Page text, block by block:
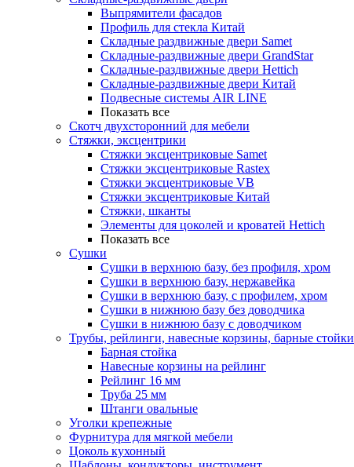
Выпрямители фасадов
Профиль для стекла Китай
Складные раздвижные двери Samet
Складные-раздвижные двери GrandStar
Складные-раздвижные двери Hettich
Складные-раздвижные двери Китай
Подвесные системы AIR LINE
Показать все
Скотч двухсторонний для мебели
Стяжки, эксцентрики
Cтяжки эксцентриковые Samet
Стяжки эксцентриковые Rastex
Стяжки эксцентриковые VB
Стяжки эксцентриковые Китай
Стяжки, шканты
Элементы для цоколей и кроватей Hettich
Показать все
Сушки
Сушки в верхнюю базу, без профиля, хром
Сушки в верхнюю базу, нержавейка
Сушки в верхнюю базу, с профилем, хром
Сушки в нижнюю базу без доводчика
Сушки в нижнюю базу с доводчиком
Трубы, рейлинги, навесные корзины, барные стойки
Барная стойка
Навесные корзины на рейлинг
Рейлинг 16 мм
Труба 25 мм
Штанги овальные
Уголки крепежные
Фурнитура для мягкой мебели
Цоколь кухонный